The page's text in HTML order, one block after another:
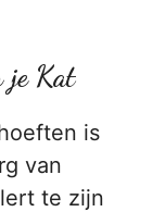
je Kat
is
van
te zijn